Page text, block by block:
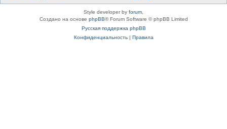
Style developer by forum
Создано на основе phpBB® Forum Software © phpBB Limited
Русская поддержка phpBB
Конфиденциальность| Правила